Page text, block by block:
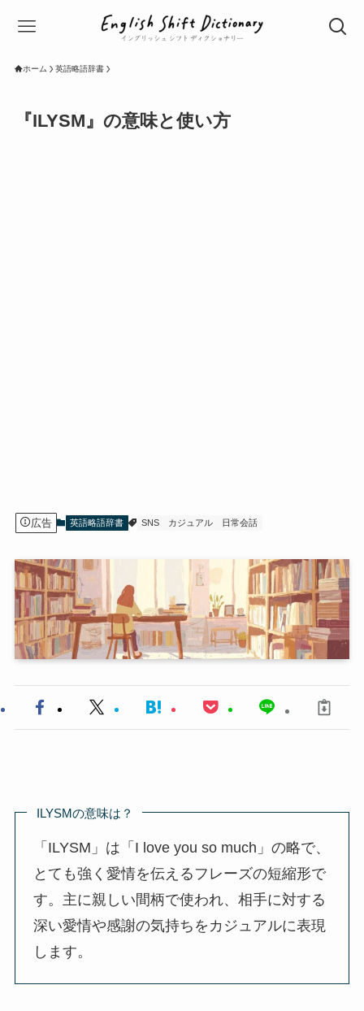
ホーム 英語略語辞書
『ILYSM』の意味と使い方
広告 英語略語辞書 SNS カジュアル 日常会話
ILYSMの意味は？
「ILYSM」は「I love you so much」の略で、
とても強く愛情を伝えるフレーズの短縮形で
す。主に親しい間柄で使われ、相手に対する
深い愛情や感謝の気持ちをカジュアルに表現
します。